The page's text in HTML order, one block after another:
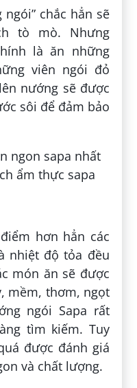
chắc hẳn sẽ
tò mò. Nhưng
là ăn những
viên ngói đỏ
nướng sẽ được
sôi để đảm bảo
hơn hẳn các
nhiệt độ tỏa đều
món ăn sẽ được
mềm, thơm, ngọt
ngói Sapa rất
tìm kiếm. Tuy
được đánh giá
và chất lượng.